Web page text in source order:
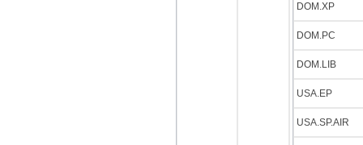
DOM.XP
DOM.PC
DOM.LIB
USA.EP
USA.SP.AIR